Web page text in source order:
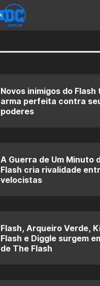
Novos inimigos do Flash
arma perfeita contra
poderes
A Guerra de Um Minuto
Flash cria rivalidade
velocistas
Flash, Arqueiro Verde,
Flash e Diggle surgem
de The Flash